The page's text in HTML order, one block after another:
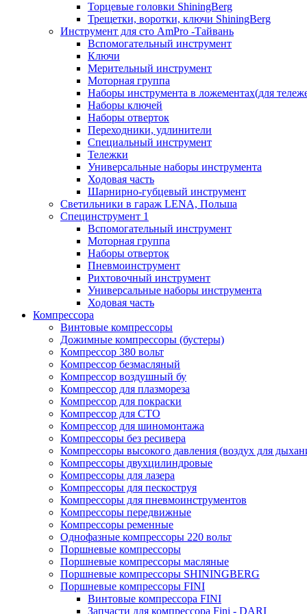
Торцевые головки ShiningBerg
Трещетки, воротки, ключи ShiningBerg
Инструмент для сто AmPro -Тайвань
Вспомогательный инструмент
Ключи
Мерительный инструмент
Моторная группа
Наборы инструмента в ложементах(для
Наборы ключей
Наборы отверток
Переходники, удлинители
Специальный инструмент
Тележки
Универсальные наборы инструмента
Ходовая часть
Шарнирно-губцевый инструмент
Светильники в гараж LENA, Польша
Специнструмент 1
Вспомогательный инструмент
Моторная группа
Наборы отверток
Пневмоинструмент
Рихтовочный инструмент
Универсальные наборы инструмента
Ходовая часть
Компрессора
Винтовые компрессоры
Дожимные компрессоры (бустеры)
Компрессор 380 вольт
Компрессор безмасляный
Компрессор воздушный бу
Компрессор для плазмореза
Компрессор для покраски
Компрессор для СТО
Компрессор для шиномонтажа
Компрессоры без ресивера
Компрессоры высокого давления (воздух для
Компрессоры двухцилиндровые
Компрессоры для лазера
Компрессоры для пескоструя
Компрессоры для пневмоинструментов
Компрессоры передвижные
Компрессоры ременные
Однофазные компрессоры 220 вольт
Поршневые компрессоры
Поршневые компрессоры масляные
Поршневые компрессоры SHININGBERG
Поршневые компрессоры FINI
Винтовые компрессора FINI
Запчасти для компрессора Fini - DARI